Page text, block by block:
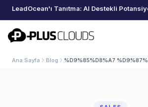
PlusClouds
Ana Sayfa Blog %D9%85%D8%A7